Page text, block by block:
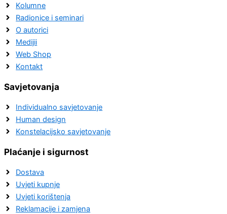
Kolumne
Radionice i seminari
O autorici
Medijii
Web Shop
Kontakt
Savjetovanja
Individualno savjetovanje
Human design
Konstelacijsko savjetovanje
Plaćanje i sigurnost
Dostava
Uvjeti kupnje
Uvjeti korištenja
Reklamacije i zamjena